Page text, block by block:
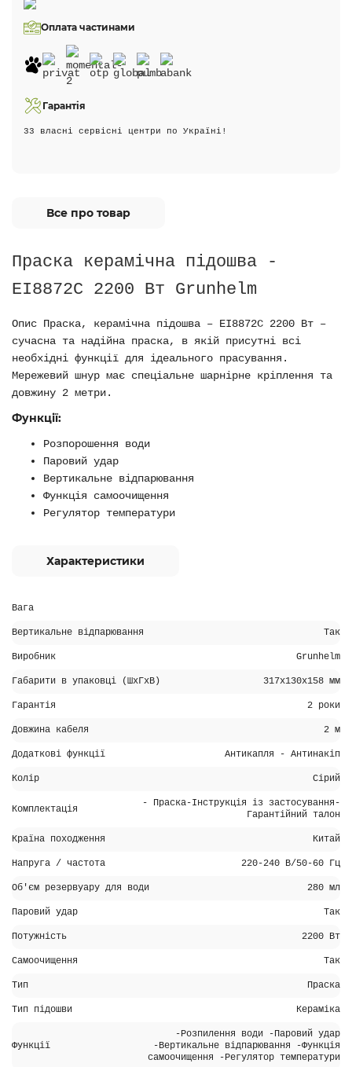
Оплата частинами
Гарантія
33 власні сервісні центри по Україні!
Все про товар
Праска керамічна підошва -
EI8872C 2200 Вт Grunhelm
Опис Праска, керамічна підошва – EI8872C 2200 Вт –
сучасна та надійна праска, в якій присутні всі
необхідні функції для ідеального прасування.
Мережевий шнур має спеціальне шарнірне кріплення та
довжину 2 метри.
Функції:
Розпорошення води
Паровий удар
Вертикальне відпарювання
Функція самоочищення
Регулятор температури
Характеристики
Вага
Вертикальне відпарювання Так
Виробник Grunhelm
Габарити в упаковці (ШхГхВ) 317х130х158 мм
Гарантія 2 роки
Довжина кабеля 2 м
Додаткові функції Антикапля - Антинакіп
Колір Сірий
Комплектація
- Праска-Інструкція із застосування-
Гарантійний талон
Країна походження Китай
Напруга / частота 220-240 В/50-60 Гц
Об'єм резервуару для води 280 мл
Паровий удар Так
Потужність 2200 Вт
Самоочищення Так
Тип Праска
Тип підошви Кераміка
Функції
-Розпилення води -Паровий удар
-Вертикальне відпарювання -Функція
самоочищення -Регулятор температури